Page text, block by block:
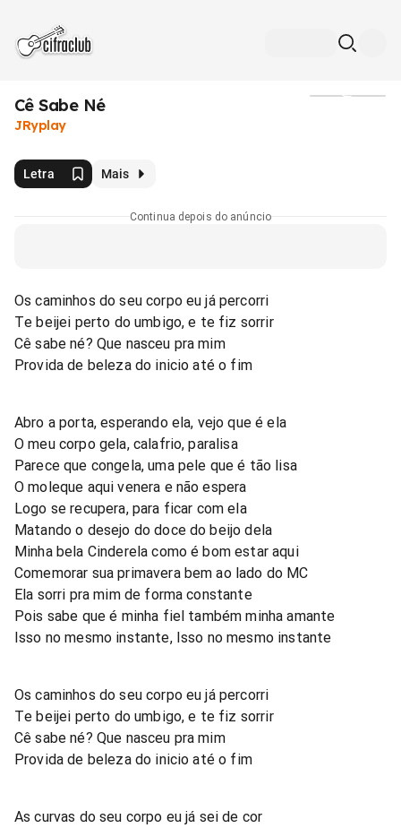
Cê Sabe Né
JRyplay
Letra Mais
Continua depois do anúncio
Os caminhos do seu corpo eu já percorri
Te beijei perto do umbigo, e te fiz sorrir
Cê sabe né? Que nasceu pra mim
Provida de beleza do inicio até o fim
Abro a porta, esperando ela, vejo que é ela
O meu corpo gela, calafrio, paralisa
Parece que congela, uma pele que é tão lisa
O moleque aqui venera e não espera
Logo se recupera, para ficar com ela
Matando o desejo do doce do beijo dela
Minha bela Cinderela como é bom estar aqui
Comemorar sua primavera bem ao lado do MC
Ela sorri pra mim de forma constante
Pois sabe que é minha fiel também minha amante
Isso no mesmo instante, Isso no mesmo instante
Os caminhos do seu corpo eu já percorri
Te beijei perto do umbigo, e te fiz sorrir
Cê sabe né? Que nasceu pra mim
Provida de beleza do inicio até o fim
As curvas do seu corpo eu já sei de cor